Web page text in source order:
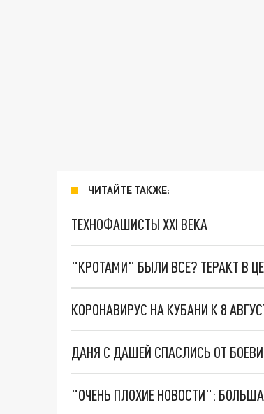
ЧИТАЙТЕ ТАКЖЕ:
ТЕХНОФАШИСТЫ XXI ВЕКА
"КРОТАМИ" БЫЛИ ВСЕ? ТЕРАКТ В
ДАНЯ С ДАШЕЙ СПАСЛИСЬ ОТ